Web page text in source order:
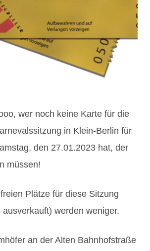
wer noch keine Karte für die
in Klein-Berlin für
den 27.01.2023 hat, der
müssen!
Plätze für diese Sitzung
werden weniger.
an der Alten Bahnhofstraße